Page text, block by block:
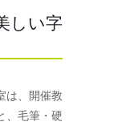
しい字
は、開催教
、毛筆・硬